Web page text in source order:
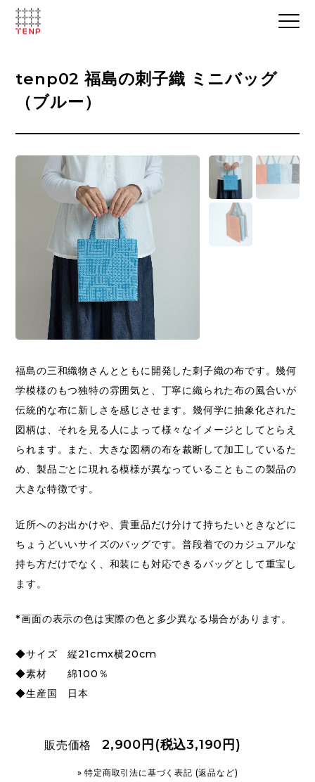
tenp02 福島の刺子織 ミニバッグ
（ブルー）
福島の三和織物さんとともに開発した刺子織の布です。幾何
学模様のもつ独特の雰囲気と、丁寧に織られた布の風合いが
伝統的な布に新しさを感じさせます。幾何学に抽象化された
図柄は、それを見る人によって様々なイメージとしてとらえ
られます。また、大きな図柄の布を裁断して加工しているた
め、製品ごとに現れる模様が異なっていることもこの製品の
大きな特徴です。
近所へのお出かけや、貴重品だけ分けて持ちたいときなどに
ちょうどいいサイズのバッグです。普段着でのカジュアルな
持ち方だけでなく、和装にも対応できるバッグとして重宝し
ます。
*画面の表示の色は実際の色と多少異なる場合があります。
◆サイズ 縦21cmx横20cm
◆素材 綿100％
◆生産国 日本
販売価格 2,900円(税込3,190円)
» 特定商取引法に基づく表記 (返品など)